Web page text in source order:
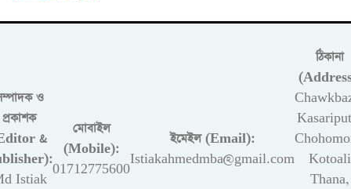
ও
প্রকাশক
&
Istiak
মোবাইল
(Mobile):
01712775600
ইমেইল (Email):
Istiakahmedmba@gmail.com
ঠিকানা
Kotoali
Thana,